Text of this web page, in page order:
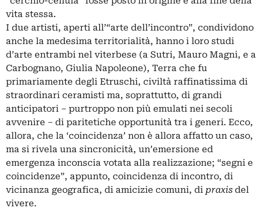
vita stessa.
I due artisti, aperti all’“arte dell’incontro”, condividono
anche la medesima territorialità, hanno i loro studi
d’arte entrambi nel viterbese (a Sutri, Mauro Magni, e a
Carbognano, Giulia Napoleone), Terra che fu
primariamente degli Etruschi, civiltà raffinatissima di
straordinari ceramisti ma, soprattutto, di grandi
anticipatori – purtroppo non più emulati nei secoli
avvenire – di paritetiche opportunità tra i generi. Ecco,
allora, che la ‘coincidenza’ non è allora affatto un caso,
ma si rivela una sincronicità, un’emersione ed
emergenza inconscia votata alla realizzazione; “segni e
coincidenze”, appunto, coincidenza di incontro, di
vicinanza geografica, di amicizie comuni, di praxis del
vivere.